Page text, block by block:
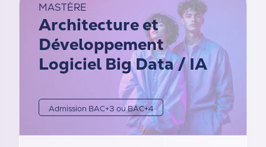
MASTÈRE
Architecture et
Développement
Logiciel Big Data / IA
Admission BAC+3 ou BAC+4